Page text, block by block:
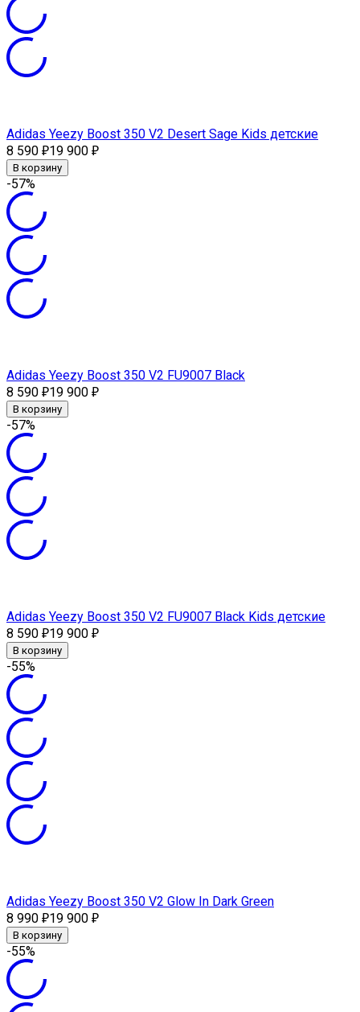
Adidas Yeezy Boost 350 V2 Desert Sage Kids детские
8 590 ₽19 900 ₽
В корзину
-57%
Adidas Yeezy Boost 350 V2 FU9007 Black
8 590 ₽19 900 ₽
В корзину
-57%
Adidas Yeezy Boost 350 V2 FU9007 Black Kids детские
8 590 ₽19 900 ₽
В корзину
-55%
Adidas Yeezy Boost 350 V2 Glow In Dark Green
8 990 ₽19 900 ₽
В корзину
-55%